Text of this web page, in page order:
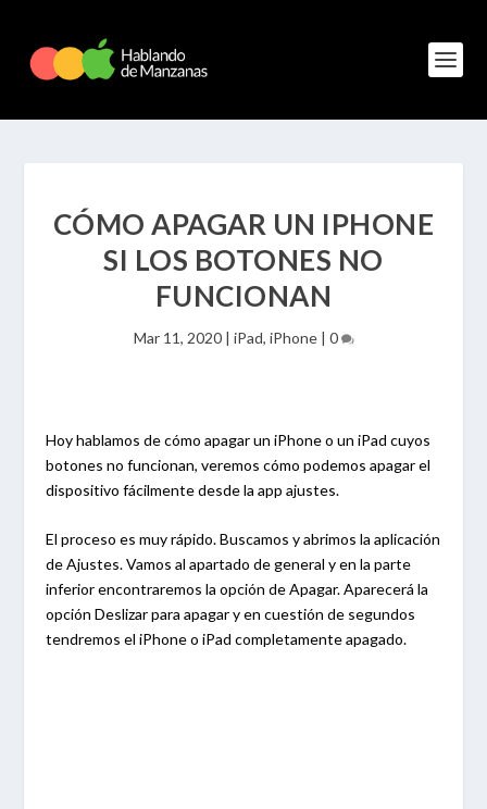
CÓMO APAGAR UN IPHONE
SI LOS BOTONES NO
FUNCIONAN
Mar 11, 2020| iPad, iPhone| 0
Hoy hablamos de cómo apagar un iPhone o un iPad cuyos
botones no funcionan, veremos cómo podemos apagar el
dispositivo fácilmente desde la app ajustes.
El proceso es muy rápido. Buscamos y abrimos la aplicación
de Ajustes. Vamos al apartado de general y en la parte
inferior encontraremos la opción de Apagar. Aparecerá la
opción Deslizar para apagar y en cuestión de segundos
tendremos el iPhone o iPad completamente apagado.